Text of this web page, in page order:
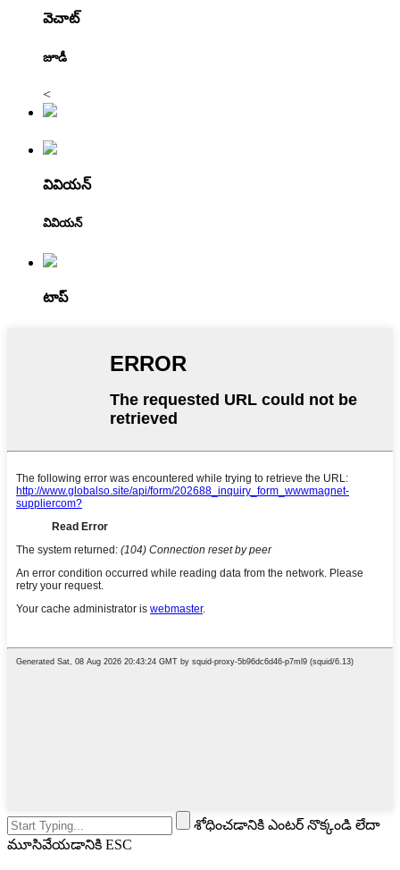
వెచాట్
జూడీ
<
వివియన్
వివియన్
టాప్
శోధించడానికి ఎంటర్ నొక్కండి లేదా
మూసివేయడానికి ESC